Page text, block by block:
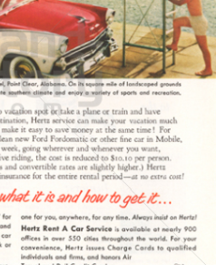
GmbH, 65760 Eschborn
1955